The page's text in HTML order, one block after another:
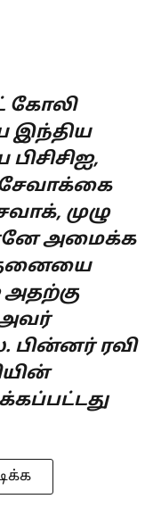
கோலி
இந்திய
சேவாக்கை
முழு
அமைக்க
அதற்கு
ரவி